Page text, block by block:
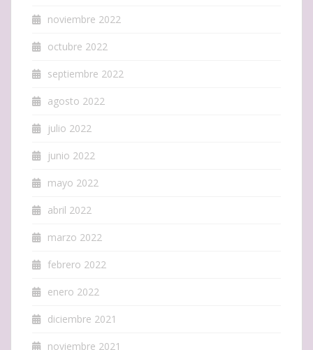
noviembre 2022
octubre 2022
septiembre 2022
agosto 2022
julio 2022
junio 2022
mayo 2022
abril 2022
marzo 2022
febrero 2022
enero 2022
diciembre 2021
noviembre 2021